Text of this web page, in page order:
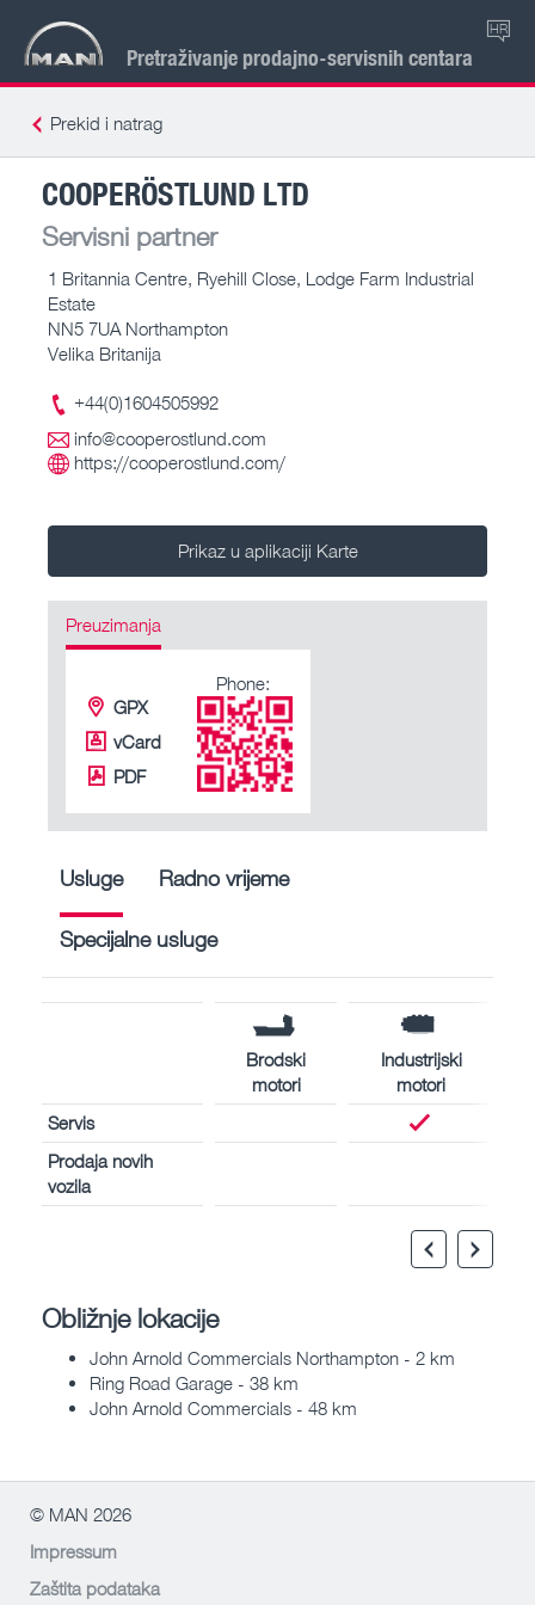
Pretraživanje prodajno-servisnih centara
HR
Prekid i natrag
COOPERÖSTLUND LTD
Servisni partner
1 Britannia Centre, Ryehill Close, Lodge Farm Industrial
Estate
NN5 7UA Northampton
Velika Britanija
+44(0)1604505992
info@cooperostlund.com
https://cooperostlund.com/
Prikaz u aplikaciji Karte
Preuzimanja
GPX
vCard
PDF
Phone:
Usluge Radno vrijeme
Specijalne usluge
Brodski
motori
Industrijski
motori
Servis
Prodaja novih
vozila
Obližnje lokacije
John Arnold Commercials Northampton - 2 km
Ring Road Garage - 38 km
John Arnold Commercials - 48 km
© MAN 2026
Impressum
Zaštita podataka